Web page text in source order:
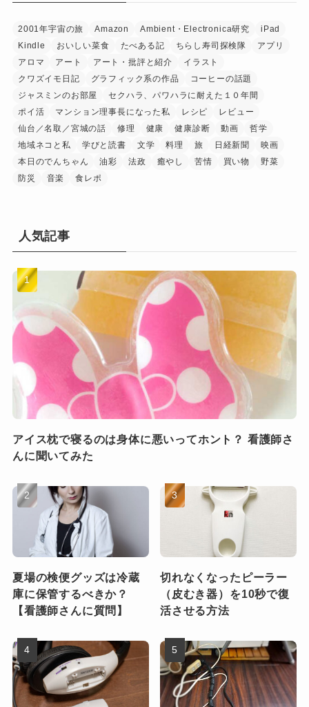
2001年宇宙の旅 Amazon Ambient・Electronica研究
iPad
Kindle
おいしい菜食 たべある記 ちらし寿司探検隊
アプリ
アロマ
アート アート・批評と紹介
イラスト
クワズイモ日記
グラフィック系の作品
コーヒーの話題
ジャスミンのお部屋
セクハラ、パワハラに耐えた１０年間
ポイ活
マンション理事長になった私 レシピ
レビュー
仙台／名取／宮城の話
修理 健康 健康診断 動画
哲学
地域ネコと私
学びと読書 文学 料理 旅 日経新聞
映画
本日のでんちゃん
油彩 法政 癒やし 苦情 買い物
野菜
防災
音楽 食レポ
人気記事
アイス枕で寝るのは身体に悪いってホント？ 看護師さ
んに聞いてみた
夏場の検便グッズは冷蔵
庫に保管するべきか？
【看護師さんに質問】
切れなくなったピーラー
（皮むき器）を10秒で復
活させる方法